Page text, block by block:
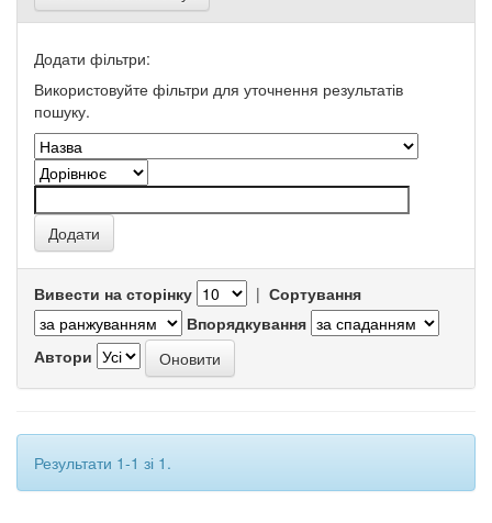
Додати фільтри:
Використовуйте фільтри для уточнення результатів
пошуку.
Вивести на сторінку | Сортування
Впорядкування
Автори
Результати 1-1 зі 1.